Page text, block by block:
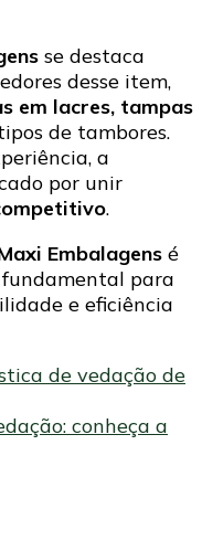
se destaca
desse item,
em lacres, tampas
de tambores.
a
por unir
.
Embalagens é
para
e eficiência
de vedação de
conheça a